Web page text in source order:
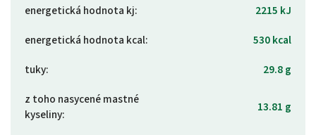
energetická hodnota kj:
2215 kJ
energetická hodnota kcal:
530 kcal
tuky:
29.8 g
z toho nasycené mastné
kyseliny: 13.81 g